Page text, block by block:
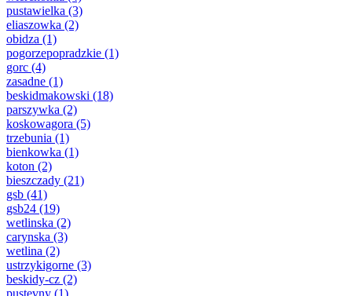
pustawielka (3)
eliaszowka (2)
obidza (1)
pogorzepopradzkie (1)
gorc (4)
zasadne (1)
beskidmakowski (18)
parszywka (2)
koskowagora (5)
trzebunia (1)
bienkowka (1)
koton (2)
bieszczady (21)
gsb (41)
gsb24 (19)
wetlinska (2)
carynska (3)
wetlina (2)
ustrzykigorne (3)
beskidy-cz (2)